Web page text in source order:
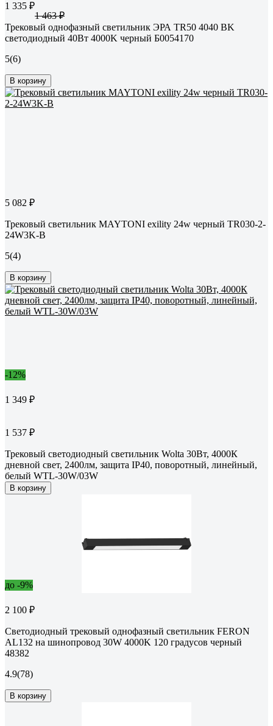
1 335 ₽
1 463 ₽
Трековый однофазный светильник ЭРА TR50 4040 BK
светодиодный 40Вт 4000K черный Б0054170
5(6)
В корзину
5 082 ₽
Трековый светильник MAYTONI exility 24w черный TR030-2-
24W3K-B
5(4)
В корзину
-12%
1 349 ₽
1 537 ₽
Трековый светодиодный светильник Wolta 30Вт, 4000К
дневной свет, 2400лм, защита IP40, поворотный, линейный,
белый WTL-30W/03W
В корзину
до -9%
2 100 ₽
Светодиодный трековый однофазный светильник FERON
AL132 на шинопровод 30W 4000K 120 градусов черный
48382
4.9(78)
В корзину